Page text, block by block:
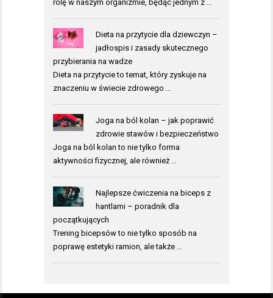
rolę w naszym organizmie, będąc jednym z …
Dieta na przytycie dla dziewczyn –
jadłospis i zasady skutecznego
przybierania na wadze
Dieta na przytycie to temat, który zyskuje na
znaczeniu w świecie zdrowego …
Joga na ból kolan – jak poprawić
zdrowie stawów i bezpieczeństwo
Joga na ból kolan to nie tylko forma
aktywności fizycznej, ale również …
Najlepsze ćwiczenia na biceps z
hantlami – poradnik dla
początkujących
Trening bicepsów to nie tylko sposób na
poprawę estetyki ramion, ale także …